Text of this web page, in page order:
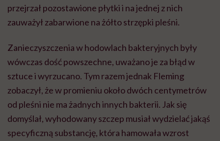
przejrzał pozostawione płytki i na jednej z nich
zauważył zabarwione na żółto strzępki pleśni.
Zanieczyszczenia w hodowlach bakteryjnych były
wówczas dość powszechne, uważano je za błąd w
sztuce i wyrzucano. Tym razem jednak Fleming
zobaczył, że w promieniu około dwóch centymetrów
od pleśni nie ma żadnych innych bakterii. Jak się
domyślał, wyhodowany szczep musiał wydzielać jakąś
specyficzną substancję, która hamowała wzrost